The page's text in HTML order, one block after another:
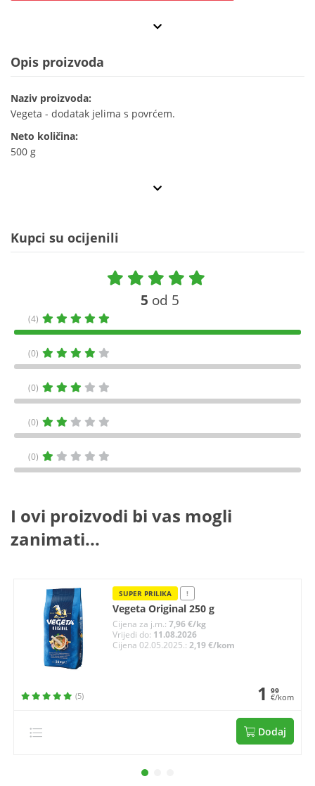
Opis proizvoda
Naziv proizvoda:
Vegeta - dodatak jelima s povrćem.
Neto količina:
500 g
Kupci su ocijenili
5 od 5
(4)
(0)
(0)
(0)
(0)
I ovi proizvodi bi vas mogli
zanimati...
SUPER PRILIKA !
Vegeta Original 250 g
Cijena za j.m.:7,96 €/kg
Vrijedi do: 11.08.2026
Cijena 02.05.2025.:2,19 €/kom
(5) 1 99
€/kom
Dodaj